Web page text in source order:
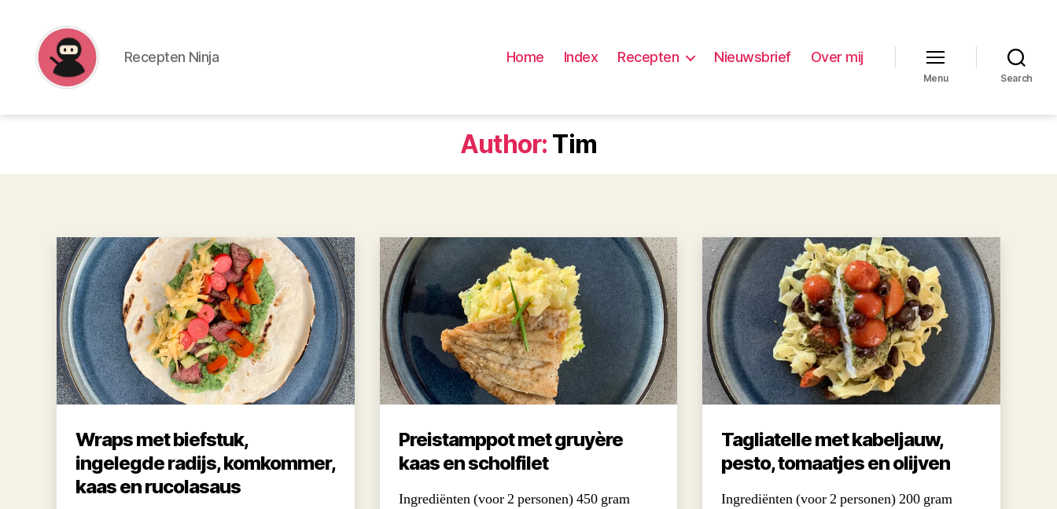
Ninja
Recepten Ninja Home Index Recepten Nieuwsbrief Over mij
Menu Search
Author: Tim
Wraps met biefstuk,
ingelegde radijs, komkommer,
kaas en rucolasaus
Preistamppot met gruyère
kaas en scholfilet
Ingrediënten (voor 2 personen) 450 gram
Tagliatelle met kabeljauw,
pesto, tomaatjes en olijven
Ingrediënten (voor 2 personen) 200 gram